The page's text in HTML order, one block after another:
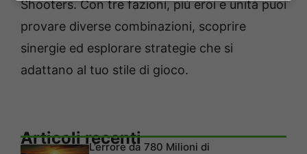
Shooters. Con tre fazioni, più eroi e unità puoi
provare diverse combinazioni, scoprire
sinergie ed esplorare strategie che si
adattano al tuo stile di gioco.
Articoli recentiL’errore da 780 Milioni di